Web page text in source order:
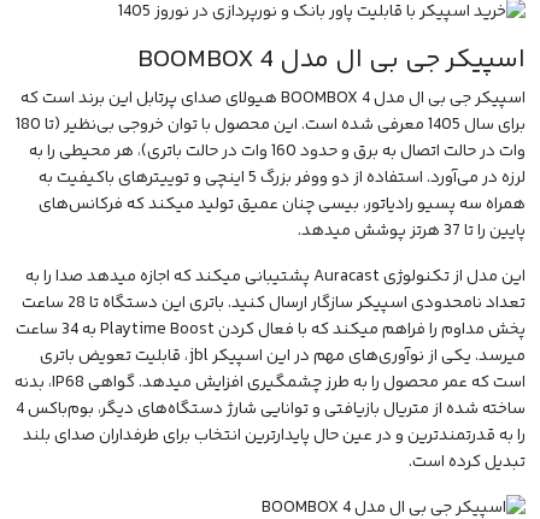
اسپیکر جی بی ال مدل BOOMBOX 4
اسپیکر جی بی ال مدل BOOMBOX 4
هیولای صدای پرتابل این برند است که
برای سال 1405 معرفی شده است. این محصول با توان خروجی بی‌نظیر (تا 180
وات در حالت اتصال به برق و حدود 160 وات در حالت باتری)، هر محیطی را به
لرزه در می‌آورد. استفاده از دو ووفر بزرگ 5 اینچی و توییترهای باکیفیت به
همراه سه پسیو رادیاتور، بیسی چنان عمیق تولید میکند که فرکانس‌های
پایین را تا 37 هرتز پوشش میدهد.
این مدل از تکنولوژی Auracast پشتیبانی میکند که اجازه میدهد صدا را به
تعداد نامحدودی اسپیکر سازگار ارسال کنید. باتری این دستگاه تا 28 ساعت
پخش مداوم را فراهم میکند که با فعال کردن Playtime Boost به 34 ساعت
میرسد. یکی از نوآوری‌های مهم در این اسپیکر jbl، قابلیت تعویض باتری
است که عمر محصول را به طرز چشمگیری افزایش میدهد. گواهی IP68، بدنه
ساخته شده از متریال بازیافتی و توانایی شارژ دستگاه‌های دیگر، بوم‌باکس 4
را به قدرتمندترین و در عین حال پایدارترین انتخاب برای طرفداران صدای بلند
تبدیل کرده است.